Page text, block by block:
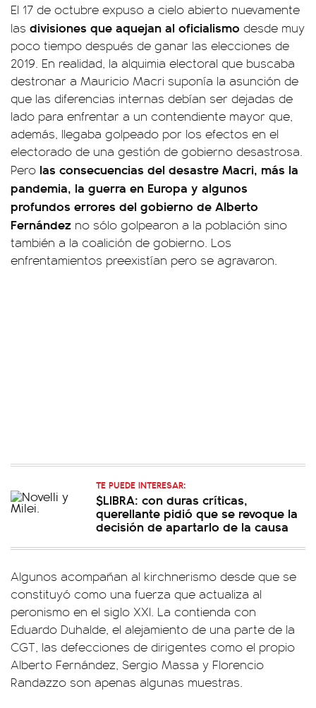
El 17 de octubre expuso a cielo abierto nuevamente
las divisiones que aquejan al oficialismo desde muy
poco tiempo después de ganar las elecciones de
2019. En realidad, la alquimia electoral que buscaba
destronar a Mauricio Macri suponía la asunción de
que las diferencias internas debían ser dejadas de
lado para enfrentar a un contendiente mayor que,
además, llegaba golpeado por los efectos en el
electorado de una gestión de gobierno desastrosa.
Pero las consecuencias del desastre Macri, más la
pandemia, la guerra en Europa y algunos
profundos errores del gobierno de Alberto
Fernández no sólo golpearon a la población sino
también a la coalición de gobierno. Los
enfrentamientos preexistían pero se agravaron.
TE PUEDE INTERESAR:
$LIBRA: con duras críticas,
querellante pidió que se revoque la
decisión de apartarlo de la causa
Algunos acompañan al kirchnerismo desde que se
constituyó como una fuerza que actualiza al
peronismo en el siglo XXI. La contienda con
Eduardo Duhalde, el alejamiento de una parte de la
CGT, las defecciones de dirigentes como el propio
Alberto Fernández, Sergio Massa y Florencio
Randazzo son apenas algunas muestras.